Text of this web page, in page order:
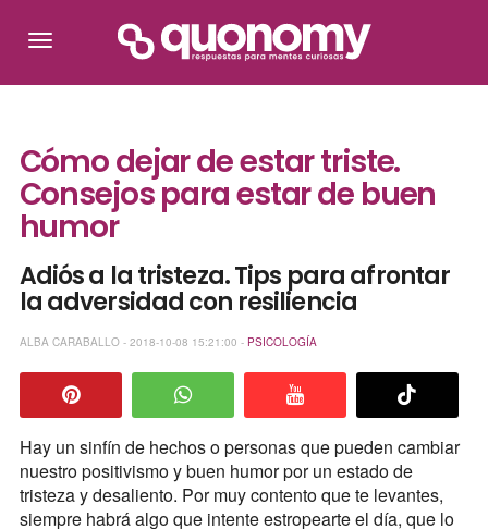
Cómo dejar de estar triste.
Consejos para estar de buen
humor
Adiós a la tristeza. Tips para afrontar
la adversidad con resiliencia
ALBA CARABALLO - 2018-10-08 15:21:00 - PSICOLOGÍA
Hay un sinfín de hechos o personas que pueden cambiar
nuestro positivismo y buen humor por un estado de
tristeza y desaliento. Por muy contento que te levantes,
siempre habrá algo que intente estropearte el día, que lo